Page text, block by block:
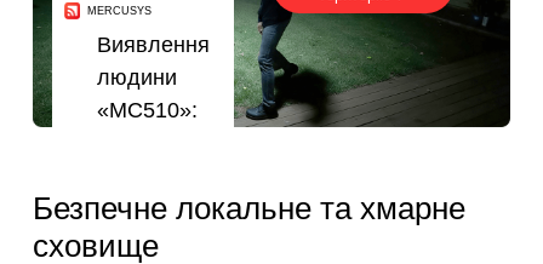
MERCUSYS
Виявлення
людини
«MC510»:
12.06.2025
о 23:45.
Безпечне локальне та хмарне
сховище